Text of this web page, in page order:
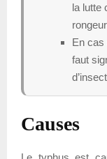
la lutte
En cas
faut
Causes